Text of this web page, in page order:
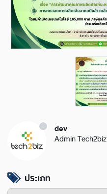
dev
Admin Tech2biz
ประเภท